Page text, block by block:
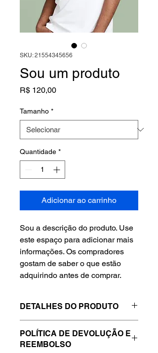
SKU: 21554345656
Sou um produto
R$ 120,00Preço
Tamanho *
Quantidade *
Adicionar ao carrinho
Sou a descrição do produto. Use
este espaço para adicionar mais
informações. Os compradores
gostam de saber o que estão
adquirindo antes de comprar.
DETALHES DO PRODUTO
detalhes sobre seu produto, como
tamanho, material, cuidados
POLÍTICA DE DEVOLUÇÃO E
REEMBOLSO